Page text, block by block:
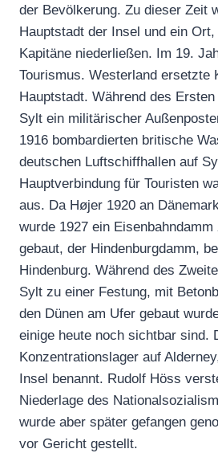
der Bevölkerung. Zu dieser Zeit
Hauptstadt der Insel und ein
Kapitäne niederließen. Im 19.
Tourismus. Westerland ersetzte
Hauptstadt. Während des
Sylt ein militärischer
1916 bombardierten britische
deutschen Luftschiffhallen auf
Hauptverbindung für Touristen
aus. Da Højer 1920 an
wurde 1927 ein Eisenbahndamm
gebaut, der Hindenburgdamm,
Hindenburg. Während des
Sylt zu einer Festung, mit
den Dünen am Ufer gebaut
einige heute noch sichtbar sind.
Konzentrationslager auf
Insel benannt. Rudolf Höss
Niederlage des
wurde aber später gefangen
vor Gericht gestellt.